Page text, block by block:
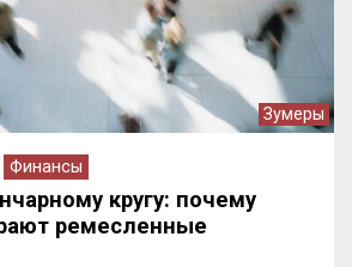
Зумеры
Финансы
кругу: почему
ремесленные